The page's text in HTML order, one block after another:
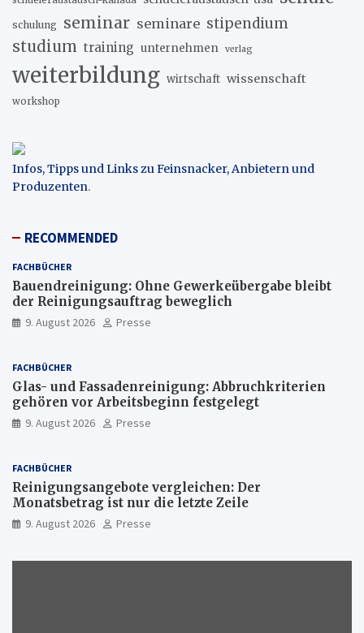
schulung seminar seminare stipendium
studium training unternehmen verlag
weiterbildung wirtschaft wissenschaft
workshop
Infos, Tipps und Links zu Feinsnacker, Anbietern und
Produzenten.
RECOMMENDED
FACHBÜCHER
Bauendreinigung: Ohne Gewerkeübergabe bleibt
der Reinigungsauftrag beweglich
9. August 2026 Presse
FACHBÜCHER
Glas- und Fassadenreinigung: Abbruchkriterien
gehören vor Arbeitsbeginn festgelegt
9. August 2026 Presse
FACHBÜCHER
Reinigungsangebote vergleichen: Der
Monatsbetrag ist nur die letzte Zeile
9. August 2026 Presse